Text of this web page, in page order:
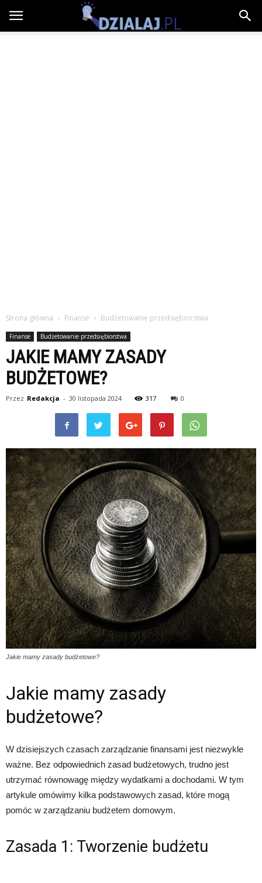
Strona główna Finanse Budżetowanie przedsiębiorstwa
Finanse Budżetowanie przedsiębiorstwa
JAKIE MAMY ZASADY
BUDŻETOWE?
Przez Redakcja - 30 listopada 2024 317 0
Jakie mamy zasady budżetowe?
Jakie mamy zasady
budżetowe?
W dzisiejszych czasach zarządzanie finansami jest niezwykle
ważne. Bez odpowiednich zasad budżetowych, trudno jest
utrzymać równowagę między wydatkami a dochodami. W tym
artykule omówimy kilka podstawowych zasad, które mogą
pomóc w zarządzaniu budżetem domowym.
Zasada 1: Tworzenie budżetu